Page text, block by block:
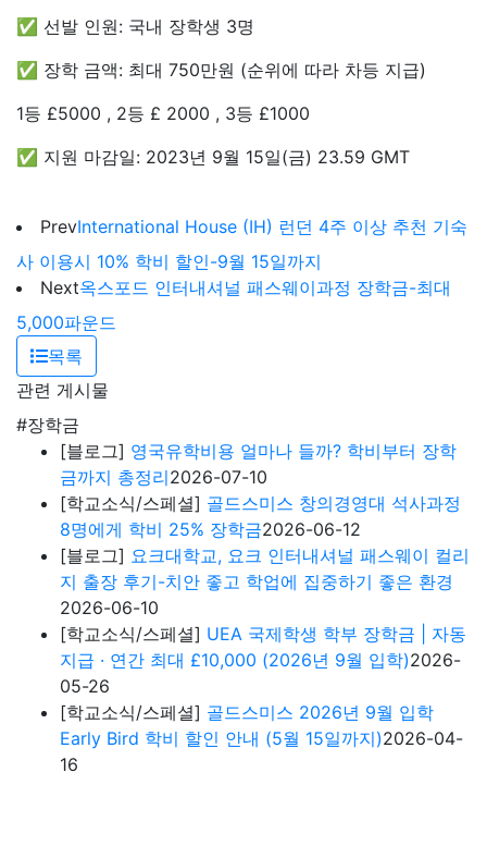
✅ 선발 인원: 국내 장학생 3명
✅ 장학 금액: 최대 750만원 (순위에 따라 차등 지급)
1등 £5000 , 2등 £ 2000 , 3등 £1000
✅ 지원 마감일: 2023년 9월 15일(금) 23.59 GMT
PrevInternational House (IH) 런던 4주 이상 추천 기숙
사 이용시 10% 학비 할인-9월 15일까지
Next옥스포드 인터내셔널 패스웨이과정 장학금-최대
5,000파운드
목록
관련 게시물
#장학금
[블로그] 영국유학비용 얼마나 들까? 학비부터 장학
금까지 총정리2026-07-10
[학교소식/스페셜] 골드스미스 창의경영대 석사과정
8명에게 학비 25% 장학금2026-06-12
[블로그] 요크대학교, 요크 인터내셔널 패스웨이 컬리
지 출장 후기-치안 좋고 학업에 집중하기 좋은 환경
2026-06-10
[학교소식/스페셜] UEA 국제학생 학부 장학금 | 자동
지급 · 연간 최대 £10,000 (2026년 9월 입학)2026-
05-26
[학교소식/스페셜] 골드스미스 2026년 9월 입학
Early Bird 학비 할인 안내 (5월 15일까지)2026-04-
16